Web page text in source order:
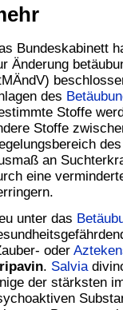
Bundeskabinett
Änderung
des
Stoffe
Stoffe
an
eine
unter das
oder
. Salvia
der stärksten